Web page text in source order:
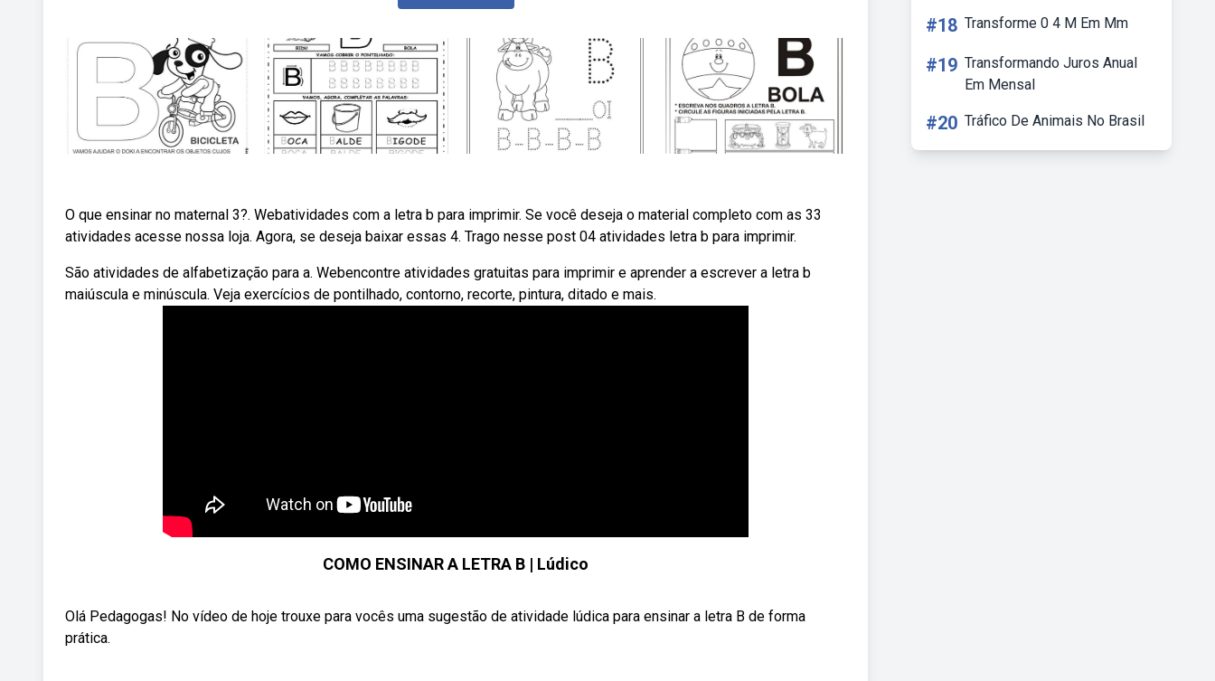
O que ensinar no maternal 3?. Webatividades com a letra b para imprimir. Se você deseja o material completo com as 33
atividades acesse nossa loja. Agora, se deseja baixar essas 4. Trago nesse post 04 atividades letra b para imprimir.
São atividades de alfabetização para a. Webencontre atividades gratuitas para imprimir e aprender a escrever a letra b
maiúscula e minúscula. Veja exercícios de pontilhado, contorno, recorte, pintura, ditado e mais.
COMO ENSINAR A LETRA B | Lúdico
Olá Pedagogas! No vídeo de hoje trouxe para vocês uma sugestão de atividade lúdica para ensinar a letra B de forma
prática.
#18 Transforme 0 4 M Em Mm
#19 Transformando Juros Anual
Em Mensal
#20 Tráfico De Animais No Brasil